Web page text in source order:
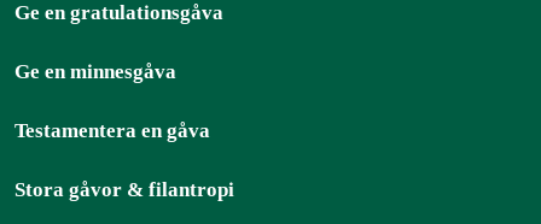
Ge en gratulationsgåva
Ge en minnesgåva
Testamentera en gåva
Stora gåvor & filantropi